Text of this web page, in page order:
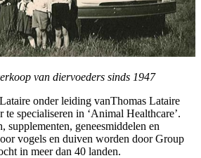
van diervoeders sinds 1947
onder leiding vanThomas Lataire
specialiseren in ‘Animal Healthcare’.
supplementen, geneesmiddelen en
vogels en duiven worden door Group
in meer dan 40 landen.